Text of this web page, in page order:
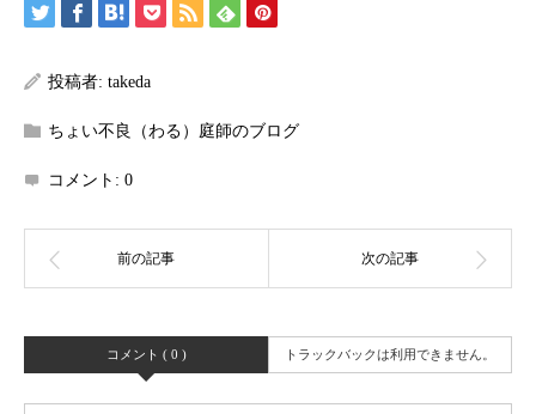
投稿者: takeda
ちょい不良（わる）庭師のブログ
コメント: 0
コメント ( 0 ) トラックバックは利用できません。